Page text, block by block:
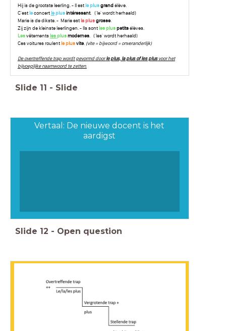
Hij is de grootste leerling. - Il est le plusgrandélève.
C'est leconcert leplusintéressant. ('le' wordt herhaald)
Marie is de dikste. - Marie est la plusgrosse.
Zij zijn de kleinste leerlingen. - Ils sontles pluspetitsélèves.
Lesvêtements lesplusmodernes. ('les' wordt herhaald)
Ces voitures roulentle plusvite. (vite = bijwoord = onveranderlijk)
De overtreffende trap wordt gevormd doorle plus, la plus of les plus voor het
bijvoeglijke naamwoord te zetten.
Slide 11 - Slide
Vertaal: De nieuwe docent is het
aardigst
Slide 12 - Open question